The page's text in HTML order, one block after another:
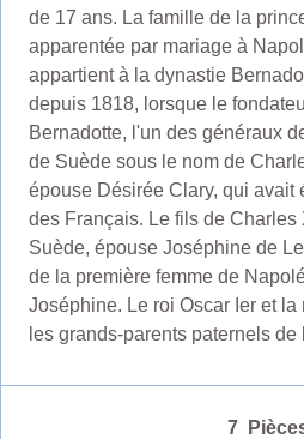
de 17 ans. La famille de la
apparentée par mariage à
appartient à la dynastie
depuis 1818, lorsque le
Bernadotte, l'un des généraux
de Suède sous le nom de
épouse Désirée Clary, qui avait
des Français. Le fils de Charles
Suède, épouse Joséphine de
de la première femme de
Joséphine. Le roi Oscar Ier et
les grands-parents paternels
7